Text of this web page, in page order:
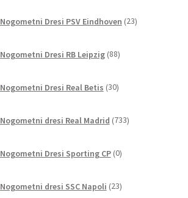
Nogometni Dresi PSV Eindhoven 23izdelkov
Nogometni Dresi RB Leipzig 88izdelkov
Nogometni Dresi Real Betis 30izdelkov
Nogometni dresi Real Madrid 733izdelkov
Nogometni Dresi Sporting CP 0izdelkov
Nogometni dresi SSC Napoli 23izdelkov